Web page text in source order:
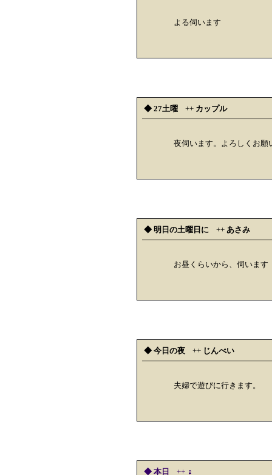
よる伺います
◆ 27土曜 ++ カップル
夜伺います。よろしくお願
◆ 明日の土曜日に ++ あさみ
お昼くらいから、伺います
◆ 今日の夜 ++ じんべい
夫婦で遊びに行きます。
◆ 本日 ++ ♀